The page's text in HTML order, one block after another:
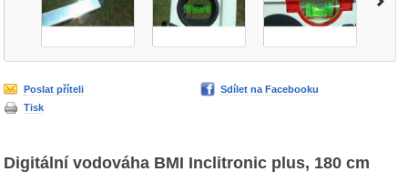
Poslat příteli
Sdílet na Facebooku
Tisk
Digitální vodováha BMI Inclitronic plus, 180 cm